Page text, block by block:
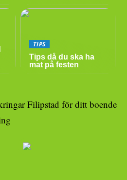
TIPS
Tips då du ska ha
mat på festen
Filipstad för ditt boende